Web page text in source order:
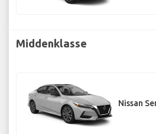
Middenklasse
Nissan